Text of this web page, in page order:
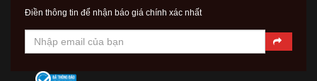
Điền thông tin để nhận báo giá chính xác nhất